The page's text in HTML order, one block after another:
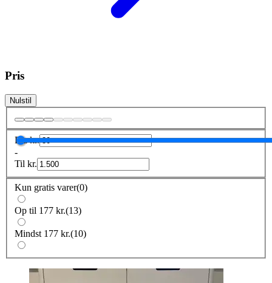
Pris
Nulstil
Frakr.
-
Til kr.
Kun gratis varer(0)
Op til 177 kr.(13)
Mindst 177 kr.(10)